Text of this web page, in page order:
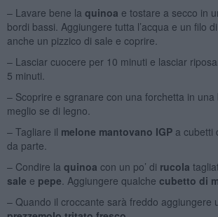
– Lavare bene la quinoa e tostare a secco in
bordi bassi. Aggiungere tutta l’acqua e un filo
anche un pizzico di sale e coprire.
– Lasciar cuocere per 10 minuti e lasciar
5 minuti.
– Scoprire e sgranare con una forchetta in una
meglio se di legno.
– Tagliare il melone mantovano IGPa cubetti
da parte.
– Condire la quinoa con un po’ di rucola
sale e pepe . Aggiungere qualche cubetto di
– Quando il croccante sarà freddo aggiungere